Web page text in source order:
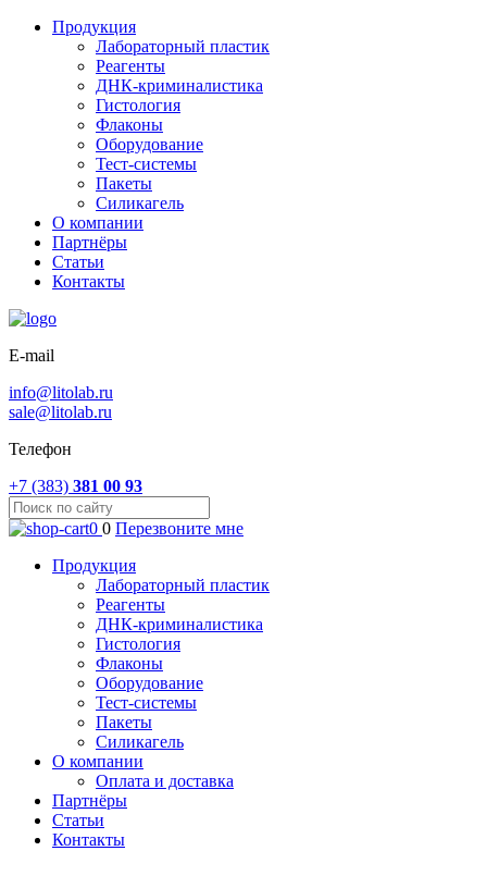
Продукция
Лабораторный пластик
Реагенты
ДНК-криминалистика
Гистология
Флаконы
Оборудование
Тест-системы
Пакеты
Силикагель
О компании
Партнёры
Статьи
Контакты
E-mail
info@litolab.ru
sale@litolab.ru
Телефон
+7 (383) 381 00 93
0 0 Перезвоните мне
Продукция
Лабораторный пластик
Реагенты
ДНК-криминалистика
Гистология
Флаконы
Оборудование
Тест-системы
Пакеты
Силикагель
О компании
Оплата и доставка
Партнёры
Статьи
Контакты